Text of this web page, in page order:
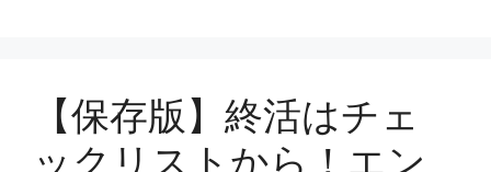
【保存版】終活はチェ
ックリストから！エン